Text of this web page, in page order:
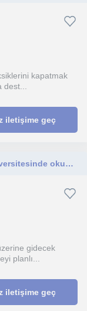
kapatmak
iletişime geç
2023 YKS sayısal 211. siyim. Boğaziçi Üniversitesinde okuyorum. Ortaokul ve lise öğrencilerine ders anlatabilirim.
gidecek
planlı...
iletişime geç